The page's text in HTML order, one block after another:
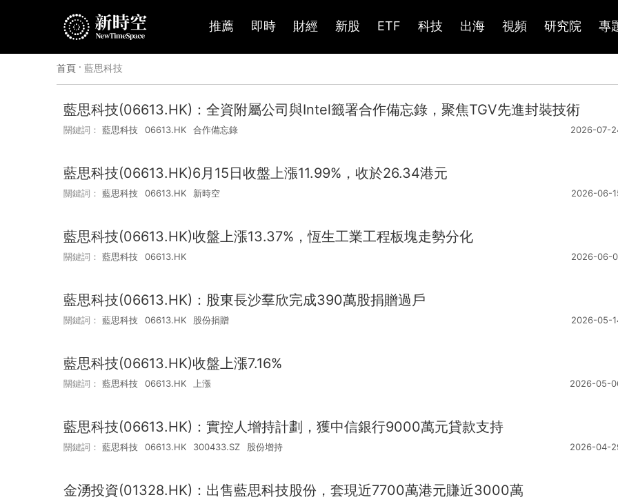
推薦 即時 財經 新股 ETF 科技 出海 視頻 研究院 專
首頁 · 藍思科技
藍思科技(06613.HK)：全資附屬公司與Intel籤署合作備忘錄，聚焦TGV先進封裝技術
關鍵詞： 藍思科技 06613.HK 合作備忘錄 2026-07-
藍思科技(06613.HK)6月15日收盤上漲11.99%，收於26.34港元
關鍵詞： 藍思科技 06613.HK 新時空 2026-06-
藍思科技(06613.HK)收盤上漲13.37%，恆生工業工程板塊走勢分化
關鍵詞： 藍思科技 06613.HK 2026-06-
藍思科技(06613.HK)：股東長沙羣欣完成390萬股捐贈過戶
關鍵詞： 藍思科技 06613.HK 股份捐贈 2026-05-
藍思科技(06613.HK)收盤上漲7.16%
關鍵詞： 藍思科技 06613.HK 上漲 2026-05-
藍思科技(06613.HK)：實控人增持計劃，獲中信銀行9000萬元貸款支持
關鍵詞： 藍思科技 06613.HK 300433.SZ 股份增持 2026-04-
金湧投資(01328.HK)：出售藍思科技股份，套現近7700萬港元賺近3000萬